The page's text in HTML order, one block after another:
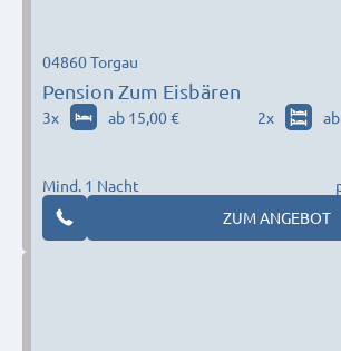
Pension Zum Eisbären
04860 Torgau
3x ab 15,00 € 2x
Mind. 1 Nacht
ZUM ANGEBOT